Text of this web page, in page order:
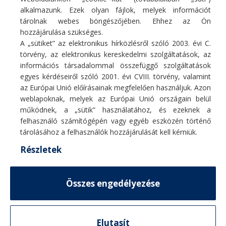
266 900 Ft 406 900Ft
Fő profilunk hűtő/fűtő légkondicionáló berendezések, hőszivattyúk
értékesítése, szakszerű telepítése, karbantartása, tisztítása, javítása.
E-mail:info@coolcontrol.hu
Telefon: +36 (30) 978-0649
Telefon: +36 (30) 542-0613
TERMÉKVÁLASZTÓ
alkalmazunk. Ezek olyan fájlok, melyek információt
tárolnak webes böngészőjében. Ehhez az Ön
hozzájárulása szükséges.
A „sütiket” az elektronikus hírközlésről szóló 2003. évi C.
törvény, az elektronikus kereskedelmi szolgáltatások, az
információs társadalommal összefüggő szolgáltatások
egyes kérdéseiről szóló 2001. évi CVIII. törvény, valamint
az Európai Unió előírásainak megfelelően használjuk. Azon
weblapoknak, melyek az Európai Unió országain belül
működnek, a „sütik” használatához, és ezeknek a
felhasználó számítógépén vagy egyéb eszközén történő
tárolásához a felhasználók hozzájárulását kell kérniük.
Részletek
Összes engedélyezése
Elutasít